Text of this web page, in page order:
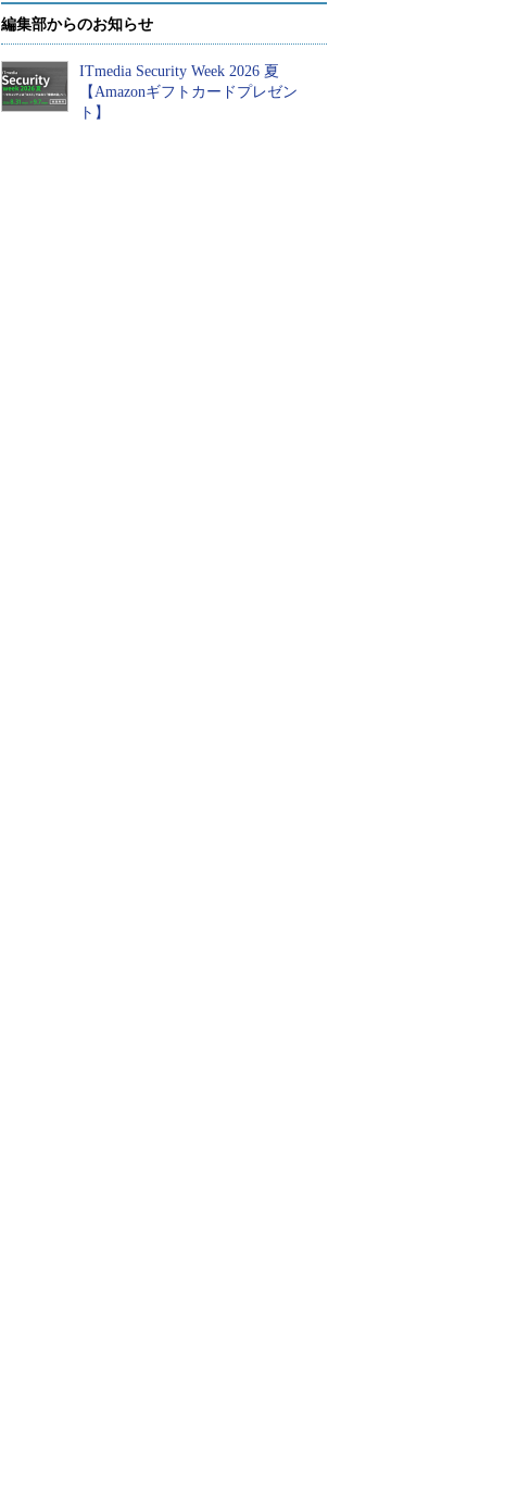
編集部からのお知らせ
ITmedia Security Week 2026 夏
【Amazonギフトカードプレゼン
ト】